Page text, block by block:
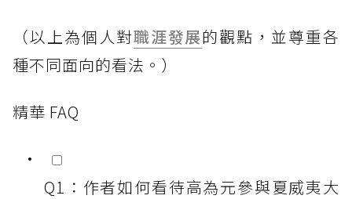
（以上為個人對職涯發展的觀點，並尊重各
種不同面向的看法。）
精華 FAQ
Q1：作者如何看待高為元參與夏威夷大